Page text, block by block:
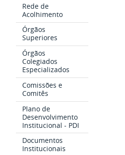
Rede de
Acolhimento
Órgãos
Superiores
Órgãos
Colegiados
Especializados
Comissões e
Comitês
Plano de
Desenvolvimento
Institucional - PDI
Documentos
Institucionais